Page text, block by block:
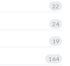
22
24
19
164